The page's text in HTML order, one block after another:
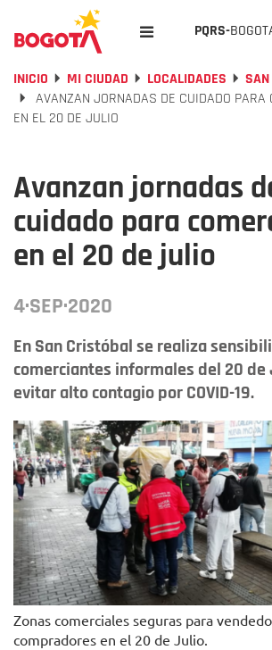
PQRS-
INICIO MI CIUDAD LOCALIDADES
AVANZAN JORNADAS DE CUIDADO PARA
EN EL 20 DE JULIO
Avanzan jornadas
cuidado para
en el 20 de julio
4·SEP·2020
En San Cristóbal se realiza
comerciantes informales del 20 de
evitar alto contagio por COVID-19.
Zonas comerciales seguras para
compradores en el 20 de Julio.